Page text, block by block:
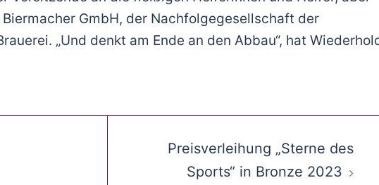
GmbH, der Nachfolgegesellschaft der
„Und denkt am Ende an den Abbau“, hat
Preisverleihung „Sterne des
Sports“ in Bronze 2023